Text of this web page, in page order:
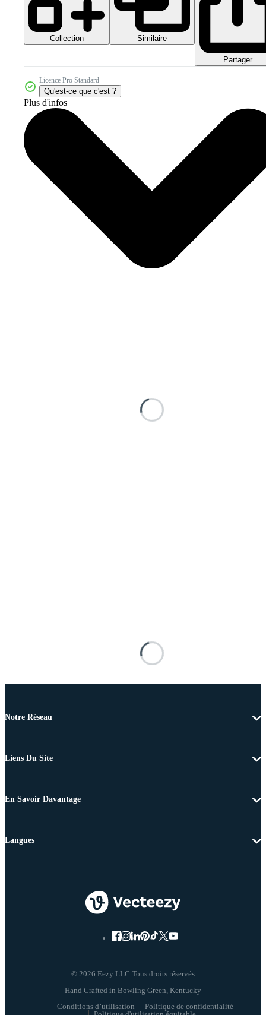
Collection Similaire
Partager
Licence Pro Standard
Qu'est-ce que c'est ?
Plus d'infos
Notre Réseau
Liens Du Site
En Savoir Davantage
© 2026 Eezy LLC Tous droits réservés
Conditions d’utilisation
Politique de confidentialité
Langues